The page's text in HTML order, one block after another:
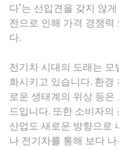
다’는 선입견을 갖지 않
전으로 인해 가격 경쟁력
다.
전기차 시대의 도래는 모
화시키고 있습니다. 환경
로운 생태계의 위상 등
드입니다. 또한 소비자
산업도 새로운 방향으로
나 전기차를 통해 보다